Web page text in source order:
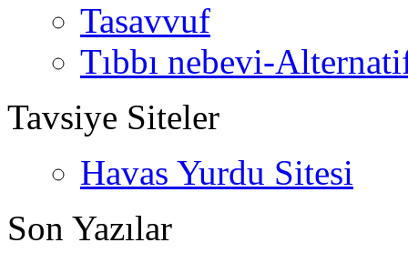
Tasavvuf
Tıbbı nebevi-
Tavsiye Siteler
Havas Yurdu Sitesi
Son Yazılar